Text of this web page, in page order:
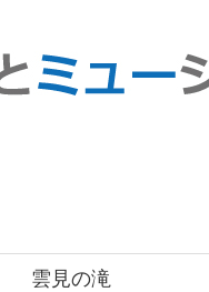
雲見の滝